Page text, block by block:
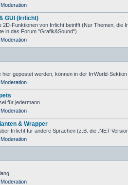
Moderation
GUI (Irrlicht)
2D-Funktionen von Irrlicht betrifft (Nur Themen, die
in das Forum "Grafik&Sound")
Moderation
hier gepostet werden, können in der IrrWorld-
Moderation
für jedermann
Moderation
& Wrapper
Irrlicht für andere Sprachen (z.B. die .NET-
Moderation
Moderation